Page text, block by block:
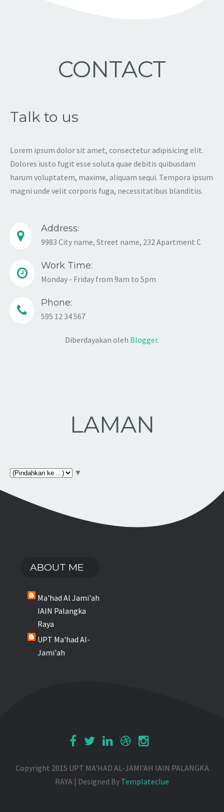
CONTACT
Talk to us
Lorem ipsum dolor sit amet, consectetur adipisicing elit.
Dolores iusto fugit esse soluta quae debitis quibusdam
harum voluptatem, maxime, aliquam sequi. Tempora ipsum
magni unde velit corporis fuga, necessitatibus blanditiis.
Address:
9983 City name, Street name, 232 Apartment C
Work Time:
Monday - Friday from 9am to 5pm
Phone:
595 12 34 567
Diberdayakan oleh Blogger.
LAMAN
▼
ABOUT ME
Ma'had Al Jami'ah
IAIN Palangka
Raya
UPT Ma'had Al-
Jami'ah
Copyright 2015 UPT MA'HAD AL-JAMI'AH IAIN PALANGKA
RAYA | Designed By Templateclue